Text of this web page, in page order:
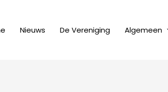
Nieuws De Vereniging Algemeen